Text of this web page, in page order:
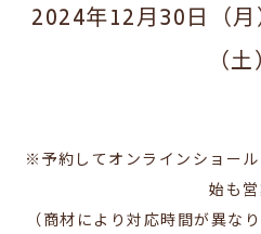
2024年12月30日（
（土）
※予約してオンラインショー
始も
（商材により対応時間が異